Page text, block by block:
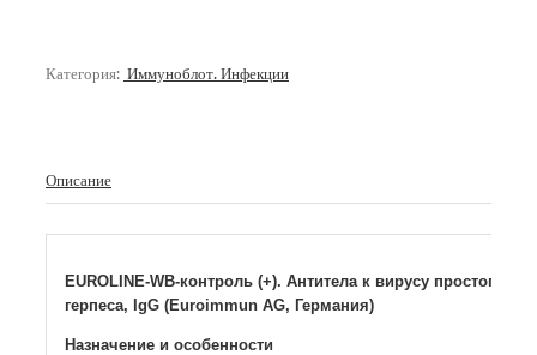
Категория: Иммуноблот. Инфекции
Описание
EUROLINE-WB-контроль (+). Антитела к вирусу простого
герпеса, IgG (Euroimmun AG, Германия)
Назначение и особенности